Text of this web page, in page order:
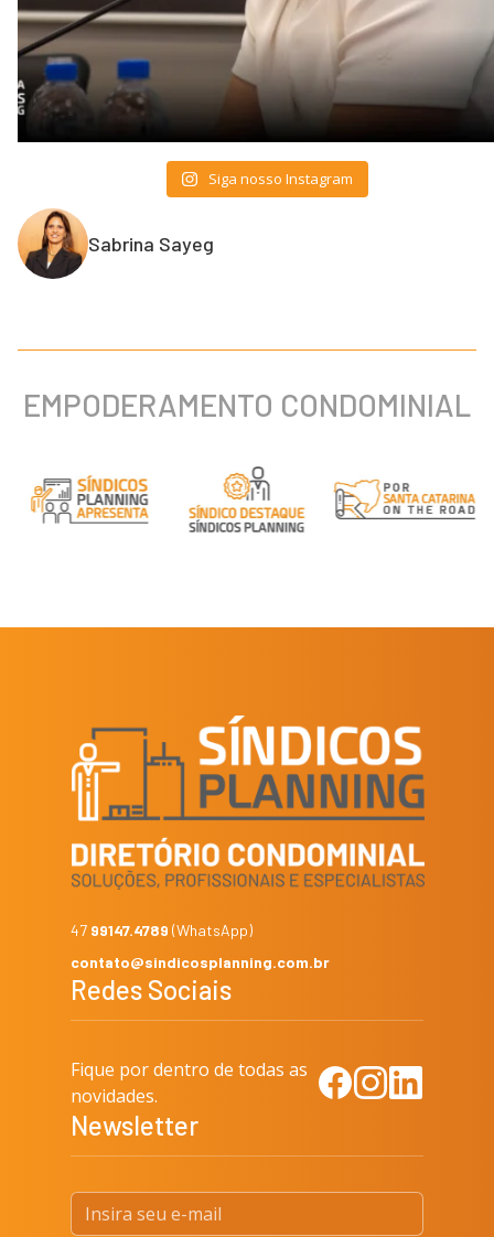
Siga nosso Instagram
Sabrina Sayeg
EMPODERAMENTO CONDOMINIAL
47 99147.4789 (WhatsApp)
contato@sindicosplanning.com.br
Redes Sociais
Fique por dentro de todas as
novidades.
FacebookInstagram
LinkedIn
Newsletter